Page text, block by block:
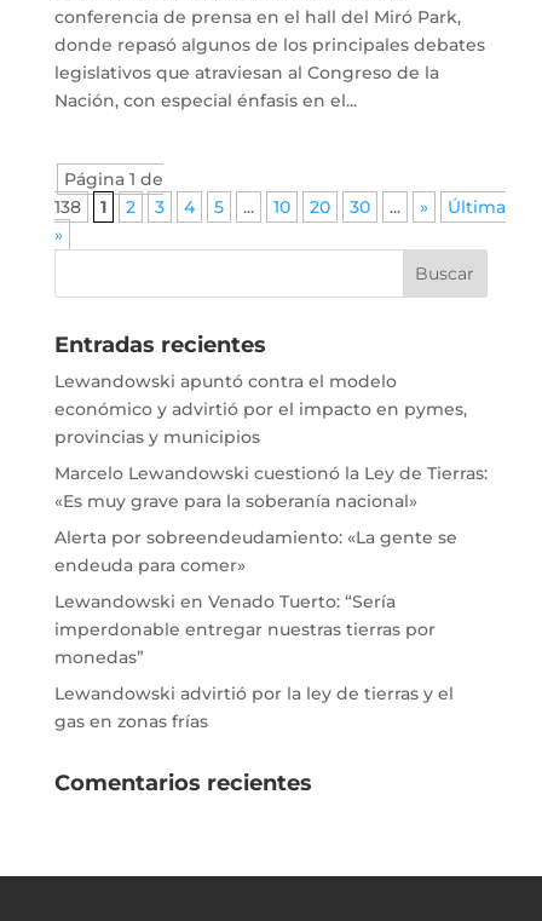
conferencia de prensa en el hall del Miró Park,
donde repasó algunos de los principales debates
legislativos que atraviesan al Congreso de la
Nación, con especial énfasis en el...
Página 1 de
138
1 2 3 4 5 ... 10 20 30 ... »
Última
»
Entradas recientes
Lewandowski apuntó contra el modelo
económico y advirtió por el impacto en pymes,
provincias y municipios
Marcelo Lewandowski cuestionó la Ley de Tierras:
«Es muy grave para la soberanía nacional»
Alerta por sobreendeudamiento: «La gente se
endeuda para comer»
Lewandowski en Venado Tuerto: “Sería
imperdonable entregar nuestras tierras por
monedas”
Lewandowski advirtió por la ley de tierras y el
gas en zonas frías
Comentarios recientes